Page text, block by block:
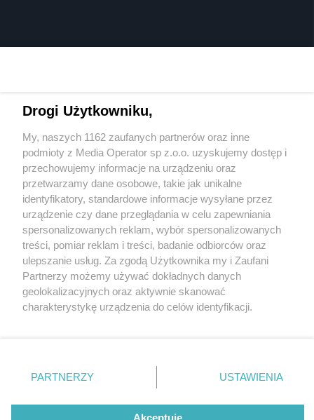
4 / 0
Wydawca mediów lokalnych
Nie zapomnij
zapoznać się z:
polityką prywatności regulamin korzystania z portali
Twojemiasto
Piekary Śląskie
Chorzów
Tarnowskie Góry
Gliwice
Skontakuj sięz nami
Kontakt
Wydawca
Redakcja
Drogi Użytkowniku,
My, naszych 1162 zaufanych partnerów oraz inne
podmioty z Media Operator sp z.o.o. uzyskujemy dostęp i
przechowujemy informacje na urządzeniu oraz
przetwarzamy dane osobowe, takie jak unikalne
identyfikatory, standardowe informacje wysyłane przez
urządzenie czy dane przeglądania w celu zapewniania
spersonalizowanych reklam, wybór spersonalizowanych
treści, pomiar reklam i treści, badanie odbiorców oraz
ulepszanie usług. Za zgodą Użytkownika my i Zaufani
Partnerzy możemy używać dokładnych danych
geolokalizacyjnych oraz aktywnie skanować
charakterystykę urządzenia do celów identyfikacji.
zmienić/wycofać klikając przycisk ustawień prywatności
znajdujący się w lewym dolnym rogu strony
rodzaje przetwarzania danych nie wymagają zgody
użytkownika, ale masz prawo sprzeciwić się takiemu
PARTNERZY USTAWIENIA
Akceptuję